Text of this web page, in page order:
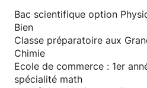
Bac scientifique option
Bien
Classe préparatoire aux
Chimie
Ecole de commerce : 1er
spécialité math